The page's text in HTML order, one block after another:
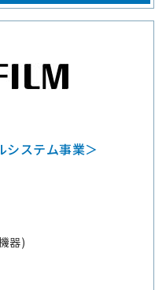
システム事業＞
器)